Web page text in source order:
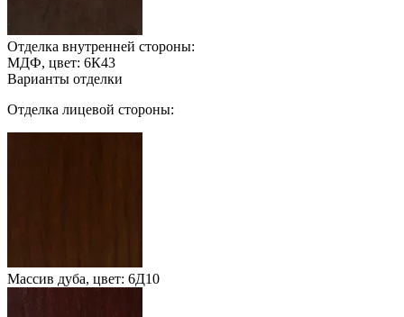
Отделка внутренней стороны:
МДФ, цвет: 6К43
Варианты отделки
Отделка лицевой стороны:
Массив дуба, цвет: 6Д10